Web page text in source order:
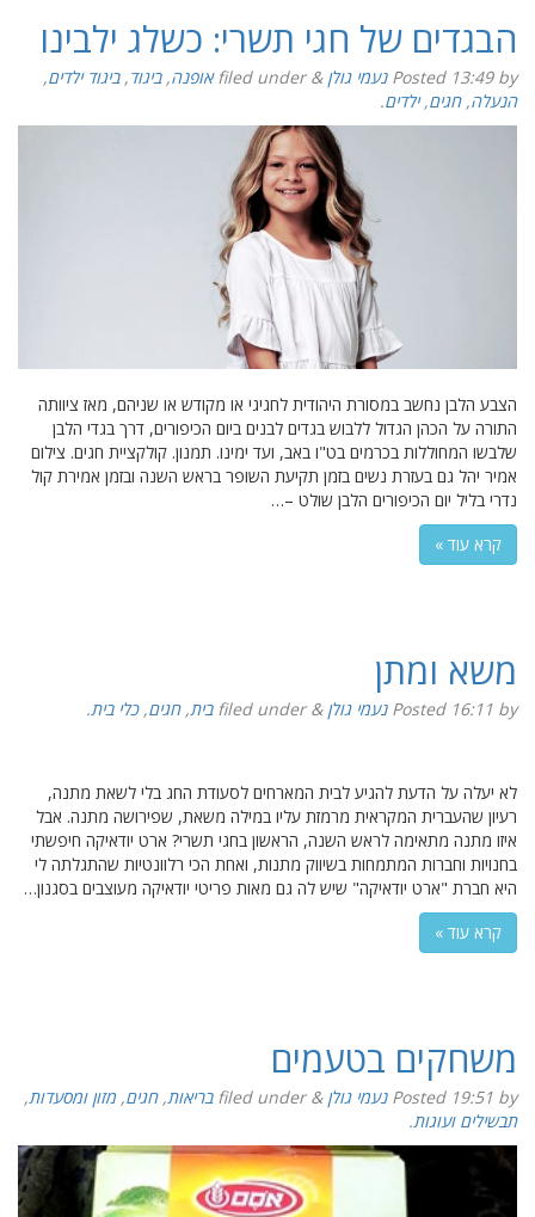
הבגדים של חגי תשרי: כשלג ילבינו
Posted 13:49by נעמי גולן &
filed under אופנה,ביגוד,ביגוד ילדים,
הנעלה,חגים,ילדים.
הצבע הלבן נחשב במסורת היהודית לחגיגי או מקודש או שניהם, מאז ציוותה
התורה על הכהן הגדול ללבוש בגדים לבנים ביום הכיפורים, דרך בגדי הלבן
שלבשו המחוללות בכרמים בט"ו באב, ועד ימינו. תמנון. קולקציית חגים. צילום
אמיר יהל גם בעזרת נשים בזמן תקיעת השופר בראש השנה ובזמן אמירת קול
נדרי בליל יום הכיפורים הלבן שולט –…
קרא עוד »
משא ומתן
Posted 16:11 by נעמי גולן &
filed under בית,חגים,כלי בית.
לא יעלה על הדעת להגיע לבית המארחים לסעודת החג בלי לשאת מתנה,
רעיון שהעברית המקראית מרמזת עליו במילה משאת, שפירושה מתנה. אבל
איזו מתנה מתאימה לראש השנה, הראשון בחגי תשרי? ארט יודאיקה חיפשתי
בחנויות וחברות המתמחות בשיווק מתנות, ואחת הכי רלוונטיות שהתגלתה לי
היא חברת "ארט יודאיקה" שיש לה גם מאות פריטי יודאיקה מעוצבים בסגנון…
קרא עוד »
משחקים בטעמים
Posted 19:51 by נעמי גולן &
filed under בריאות,חגים, מזון ומסעדות,
תבשילים ועוגות.